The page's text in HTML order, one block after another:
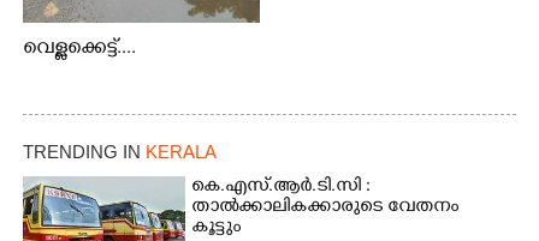
വെള്ളക്കെട്ട്....
TRENDING IN KERALA
കെ.എസ്.ആർ.ടി.സി :
താൽക്കാലികക്കാരുടെ വേതനം
കൂട്ടും